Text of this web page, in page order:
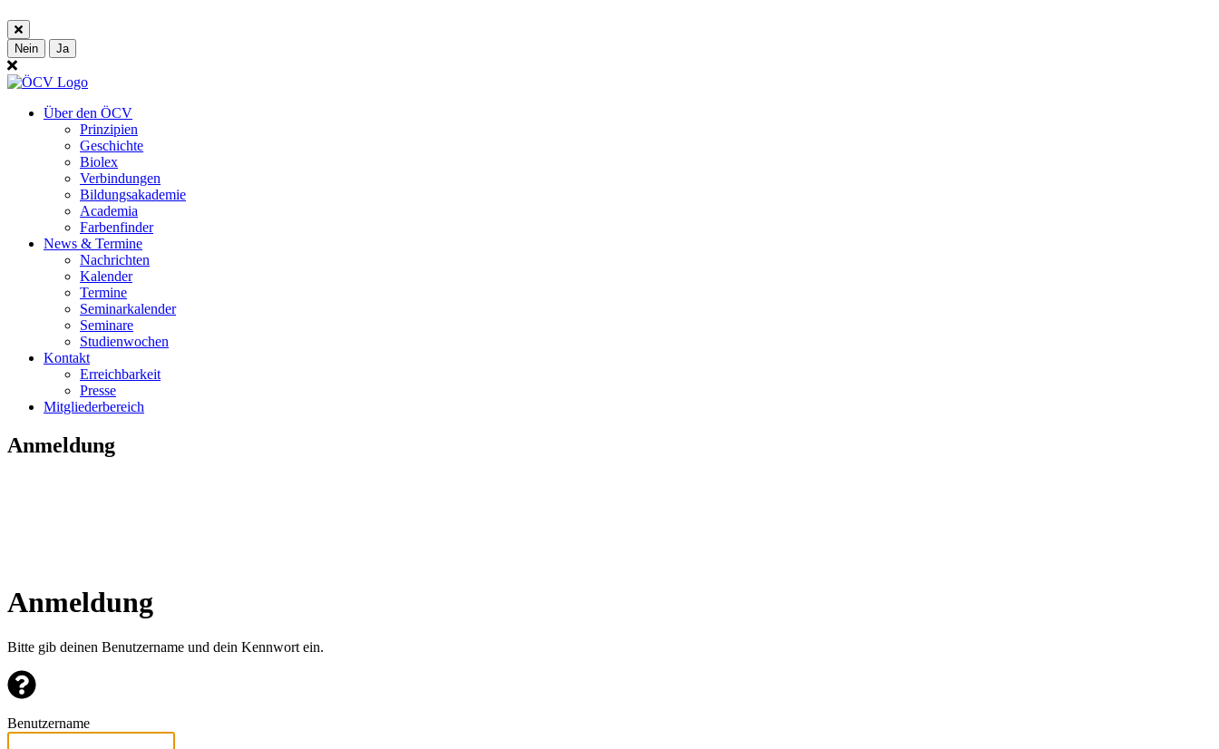
Nein Ja
Über den ÖCV
Prinzipien
Geschichte
Biolex
Verbindungen
Bildungsakademie
Academia
Farbenfinder
News & Termine
Nachrichten
Kalender
Termine
Seminarkalender
Seminare
Studienwochen
Kontakt
Erreichbarkeit
Presse
Mitgliederbereich
Anmeldung
Anmeldung
Bitte gib deinen Benutzername und dein Kennwort ein.
Benutzername